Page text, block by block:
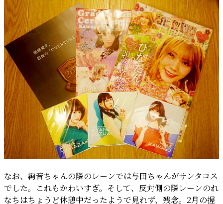
なお、絢音ちゃんの隣のレーンでは与田ちゃんがサンタコス
でした。これもかわいすぎ。そして、反対側の隣レーンのれ
なちはちょうど休憩中だったようで見れず、残念。2月の握